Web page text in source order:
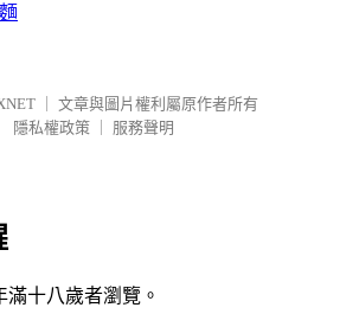
文章與圖片權利屬原作者所有
隱私權政策
服務聲明
十八歲者瀏覽。